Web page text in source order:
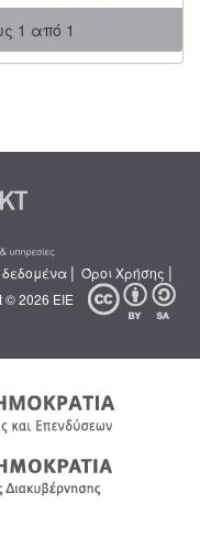
1 από 1
| Όροι Χρήσης |
© 2026 ΕΙΕ